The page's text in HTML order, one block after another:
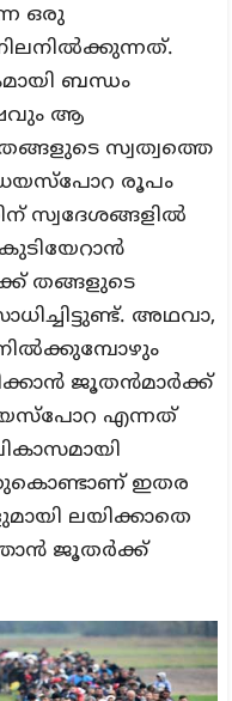
ഒരു
ബന്ധം
ആ
സ്വത്വത്തെ
രൂപം
സ്വദേശങ്ങളില്‍
തങ്ങളുടെ
അഥവാ,
ജൂതന്‍മാര്‍ക്ക്
എന്നത്
ഇതര
ലയിക്കാതെ
ജൂതര്‍ക്ക്